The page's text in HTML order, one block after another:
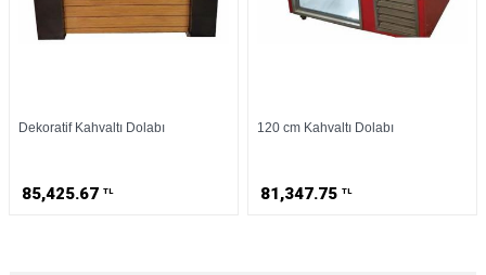
Dekoratif Kahvaltı Dolabı
85,425.67 TL
120 cm Kahvaltı Dolabı
81,347.75 TL